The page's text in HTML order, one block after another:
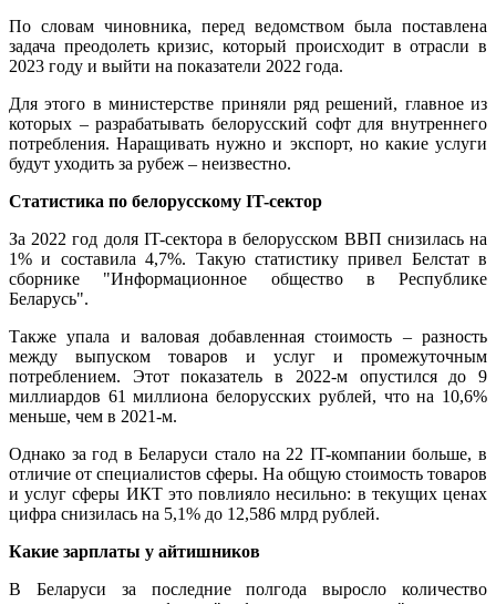
По словам чиновника, перед ведомством была поставлена
задача преодолеть кризис, который происходит в отрасли в
2023 году и выйти на показатели 2022 года.
Для этого в министерстве приняли ряд решений, главное из
которых – разрабатывать белорусский софт для внутреннего
потребления. Наращивать нужно и экспорт, но какие услуги
будут уходить за рубеж – неизвестно.
Статистика по белорусскому IT-сектор
За 2022 год доля IT-сектора в белорусском ВВП снизилась на
1% и составила 4,7%. Такую статистику привел Белстат в
сборнике "Информационное общество в Республике
Беларусь".
Также упала и валовая добавленная стоимость – разность
между выпуском товаров и услуг и промежуточным
потреблением. Этот показатель в 2022-м опустился до 9
миллиардов 61 миллиона белорусских рублей, что на 10,6%
меньше, чем в 2021-м.
Однако за год в Беларуси стало на 22 IT-компании больше, в
отличие от специалистов сферы. На общую стоимость товаров
и услуг сферы ИКТ это повлияло несильно: в текущих ценах
цифра снизилась на 5,1% до 12,586 млрд рублей.
Какие зарплаты у айтишников
В Беларуси за последние полгода выросло количество